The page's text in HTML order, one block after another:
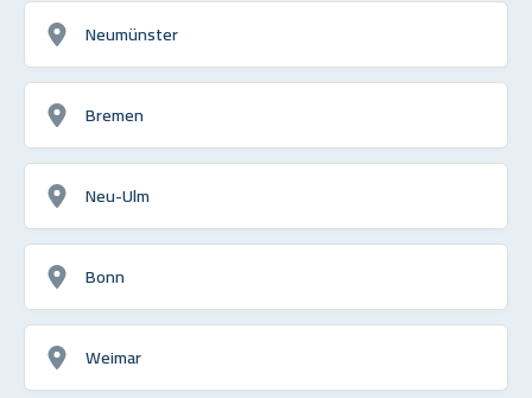
Neumünster
Bremen
Neu-Ulm
Bonn
Weimar